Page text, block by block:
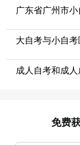
大自考与小自
免费